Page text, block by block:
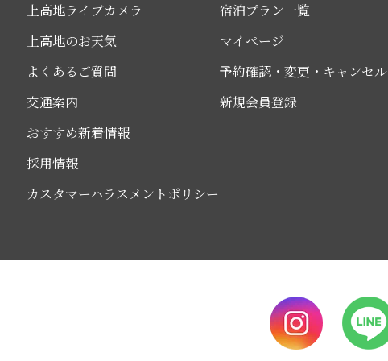
上高地ライブカメラ
上高地のお天気
よくあるご質問
交通案内
おすすめ新着情報
採用情報
カスタマーハラスメントポリシー
宿泊プラン一覧
マイページ
予約確認・変更・キャンセル
新規会員登録